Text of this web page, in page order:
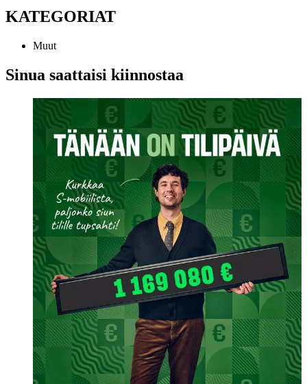
KATEGORIAT
Muut
Sinua saattaisi kiinnostaa